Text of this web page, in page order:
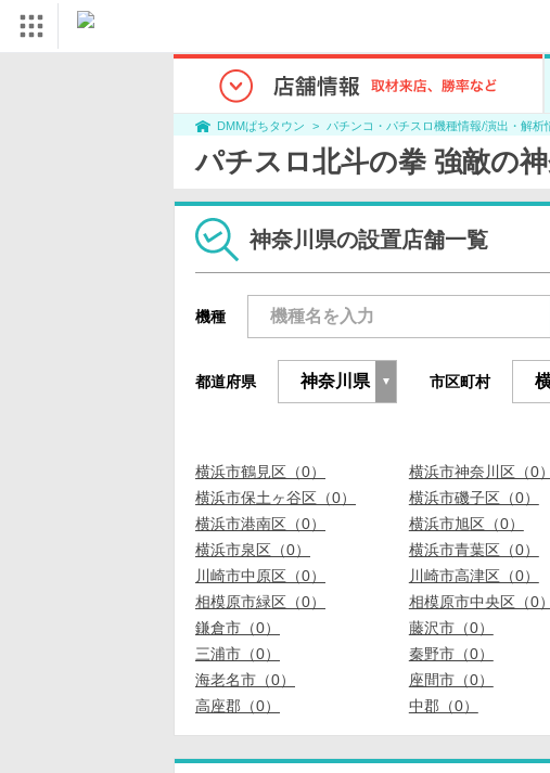
DMMぱちタウン パチンコ・パチスロ機種情報/演出・解析
パチスロ北斗の拳 強敵の
神奈川県の設置店舗一覧
機種
都道府県 市区町村
横浜市鶴見区（0） 横浜市神奈川区（0）
横浜市保土ヶ谷区（0）
横浜市磯子区（0）
横浜市港南区（0）
横浜市旭区（0）
横浜市泉区（0）
横浜市青葉区（0）
川崎市中原区（0）
川崎市高津区（0）
相模原市緑区（0）
相模原市中央区（0）
鎌倉市（0）
藤沢市（0）
三浦市（0）
秦野市（0）
海老名市（0）
座間市（0）
高座郡（0）
中郡（0）